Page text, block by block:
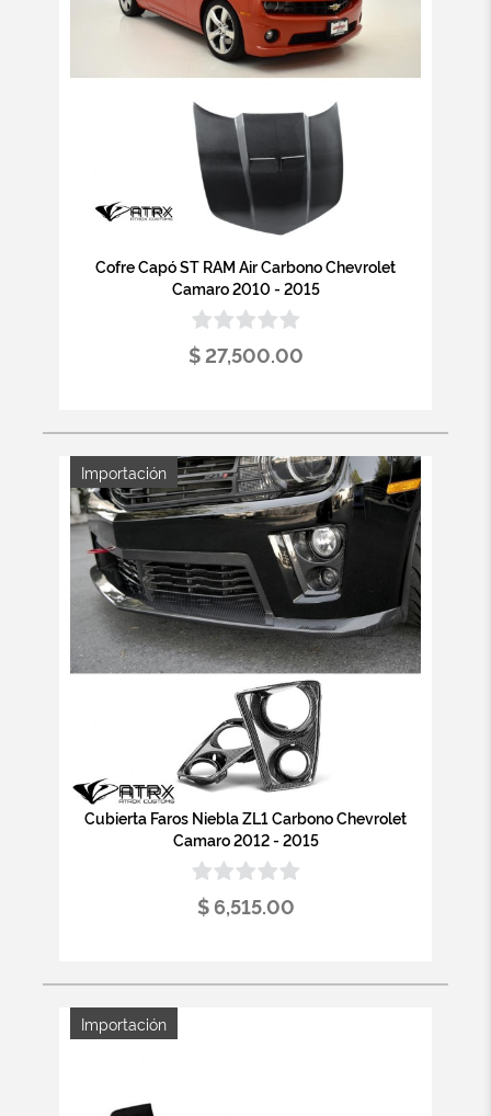
Cofre Capó ST RAM Air Carbono Chevrolet
Camaro 2010 - 2015
$ 27,500.00
Importación
Cubierta Faros Niebla ZL1 Carbono Chevrolet
Camaro 2012 - 2015
$ 6,515.00
Importación